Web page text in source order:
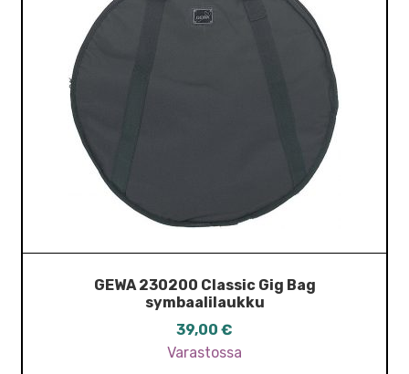
GEWA 230200 Classic Gig Bag
symbaalilaukku
39,00 €
Varastossa